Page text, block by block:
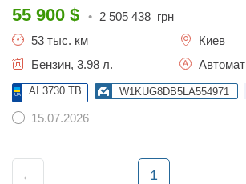
55 900 $ • 2 505 438 грн
53 тыс. км
Киев
Бензин, 3.98 л.
Автомат
AI 3730 TB W1KUG8DB5LA554971
15.07.2026
← 1